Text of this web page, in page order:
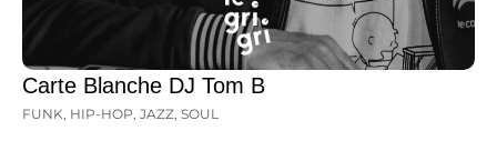
Carte Blanche DJ Tom B
FUNK, HIP-HOP, JAZZ, SOUL